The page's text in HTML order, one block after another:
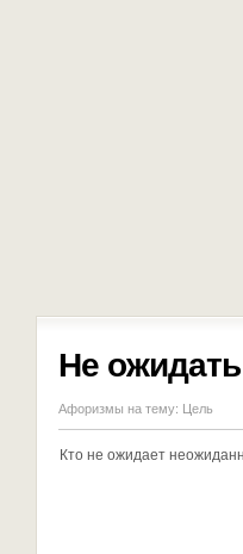
Не
Афоризмы на тему: Цель
Кто не ожидает